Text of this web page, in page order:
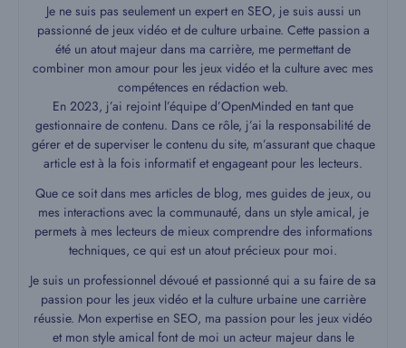
Je ne suis pas seulement un expert en SEO, je suis aussi un
passionné de jeux vidéo et de culture urbaine. Cette passion a
été un atout majeur dans ma carrière, me permettant de
combiner mon amour pour les jeux vidéo et la culture avec mes
compétences en rédaction web.
En 2023, j’ai rejoint l’équipe d’OpenMinded en tant que
gestionnaire de contenu. Dans ce rôle, j’ai la responsabilité de
gérer et de superviser le contenu du site, m’assurant que chaque
article est à la fois informatif et engageant pour les lecteurs.
Que ce soit dans mes articles de blog, mes guides de jeux, ou
mes interactions avec la communauté, dans un style amical, je
permets à mes lecteurs de mieux comprendre des informations
techniques, ce qui est un atout précieux pour moi.
Je suis un professionnel dévoué et passionné qui a su faire de sa
passion pour les jeux vidéo et la culture urbaine une carrière
réussie. Mon expertise en SEO, ma passion pour les jeux vidéo
et mon style amical font de moi un acteur majeur dans le